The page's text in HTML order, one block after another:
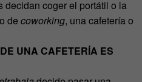
decidan coger el portátil o la
de coworking, una cafetería o
UNA CAFETERÍA ES